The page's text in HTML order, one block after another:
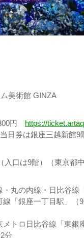
美術館 GINZA
円
https://
日券は銀座三越新館9
入口は9階）（東京都
・丸の内線・日比谷線
線「銀座一丁目駅」（
メトロ日比谷線「東銀
分